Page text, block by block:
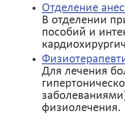
Отделение
В отделении
пособий и
Для лечения
физиолечения.